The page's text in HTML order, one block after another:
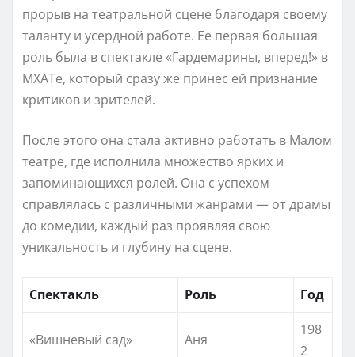
прорыв на театральной сцене благодаря своему
таланту и усердной работе. Ее первая большая
роль была в спектакле «Гардемарины, вперед!» в
МХАТе, который сразу же принес ей признание
критиков и зрителей.
После этого она стала активно работать в Малом
театре, где исполнила множество ярких и
запоминающихся ролей. Она с успехом
справлялась с различными жанрами — от драмы
до комедии, каждый раз проявляя свою
уникальность и глубину на сцене.
Спектакль Роль Год
«Вишневый сад» Аня
198
2